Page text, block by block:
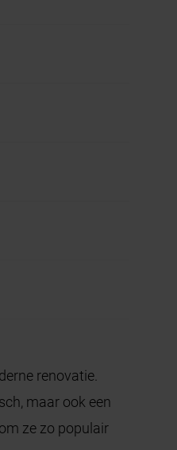
renovatie.
maar ook een
ze zo populair